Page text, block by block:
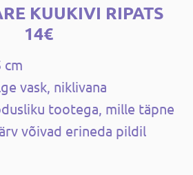
KUUKIVI RIPATS
14€
cm
vask, niklivana
tootega, mille täpne
võivad erineda pildil